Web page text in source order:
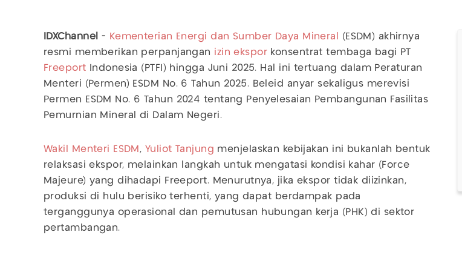
IDXChannel - Kementerian Energi dan Sumber Daya Mineral
(ESDM) akhirnya
resmi memberikan perpanjangan izin ekspor konsentrat tembaga bagi PT
Freeport Indonesia (PTFI) hingga Juni 2025. Hal ini tertuang dalam Peraturan
Menteri (Permen) ESDM No. 6 Tahun 2025. Beleid anyar sekaligus merevisi
Permen ESDM No. 6 Tahun 2024 tentang Penyelesaian Pembangunan Fasilitas
Pemurnian Mineral di Dalam Negeri.
Wakil Menteri ESDM , Yuliot Tanjung menjelaskan kebijakan ini bukanlah bentuk
relaksasi ekspor, melainkan langkah untuk mengatasi kondisi kahar (Force
Majeure) yang dihadapi Freeport. Menurutnya, jika ekspor tidak diizinkan,
produksi di hulu berisiko terhenti, yang dapat berdampak pada
terganggunya operasional dan pemutusan hubungan kerja (PHK) di sektor
pertambangan.